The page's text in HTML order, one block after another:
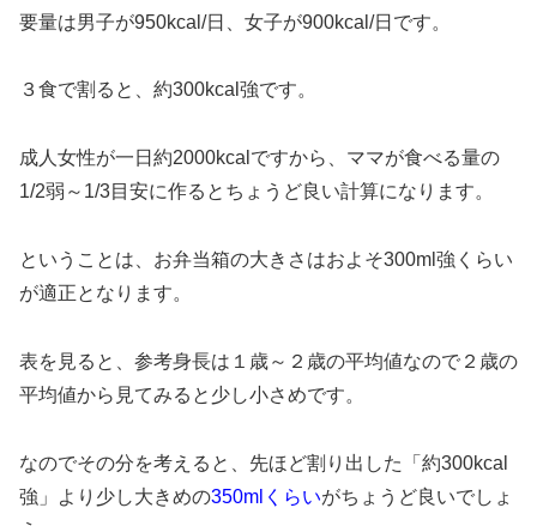
要量は男子が950kcal/日、女子が900kcal/日です。
３食で割ると、約300kcal 強です。
成人女性が一日約2000kcal ですから、ママが食べる量の
1/2弱～ 1/3目安に作るとちょうど良い計算になります。
ということは、お弁当箱の大きさはおよそ300ml 強くらい
が適正となります。
表を見ると、参考身長は１歳～２歳の平均値なので２歳の
平均値から見てみると少し小さめです。
なのでその分を考えると、先ほど割り出した「約300kcal
強」より少し大きめの350ml くらいがちょうど良いでしょ